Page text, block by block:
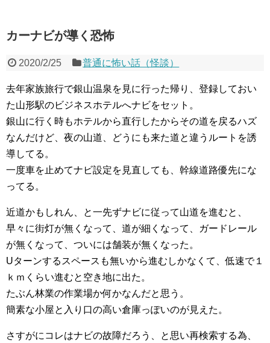
カーナビが導く恐怖
2020/2/25 普通に怖い話（怪談）
去年家族旅行で銀山温泉を見に行った帰り、登録しておい
た山形駅のビジネスホテルへナビをセット。
銀山に行く時もホテルから直行したからその道を戻るハズ
なんだけど、夜の山道、どうにも来た道と違うルートを誘
導してる。
一度車を止めてナビ設定を見直しても、幹線道路優先にな
ってる。
近道かもしれん、と一先ずナビに従って山道を進むと、
早々に街灯が無くなって、道が細くなって、ガードレール
が無くなって、ついには舗装が無くなった。
Uターンするスペースも無いから進むしかなくて、低速で１
ｋｍくらい進むと空き地に出た。
たぶん林業の作業場か何かなんだと思う。
簡素な小屋と入り口の高い倉庫っぽいのが見えた。
さすがにコレはナビの故障だろう、と思い再検索する為、